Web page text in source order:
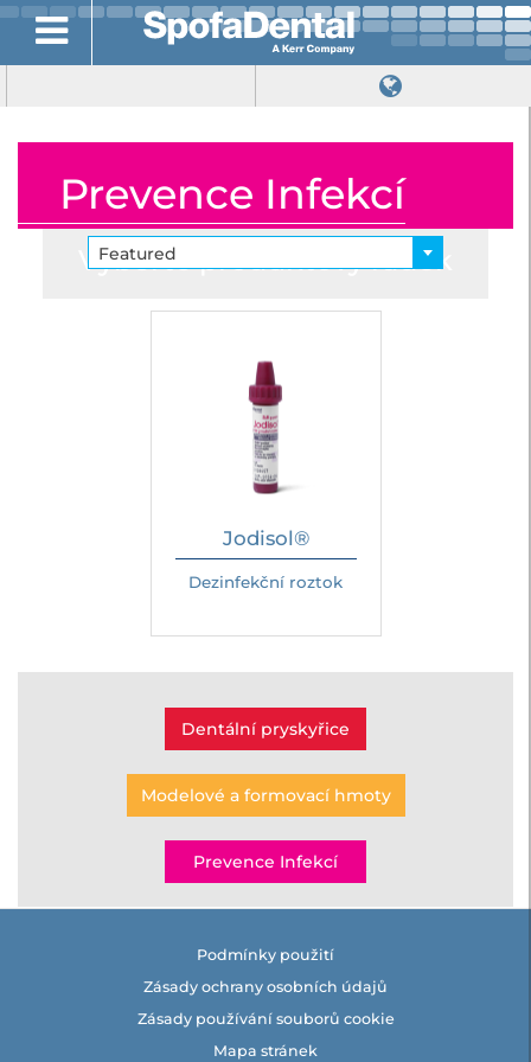
Prevence Infekcí
Vyberte produktový řádek
Featured
Jodisol®
Dezinfekční roztok
Dentální pryskyřice
Modelové a formovací hmoty
Prevence Infekcí
Podmínky použití
Zásady ochrany osobních údajů
Zásady používání souborů cookie
Mapa stránek